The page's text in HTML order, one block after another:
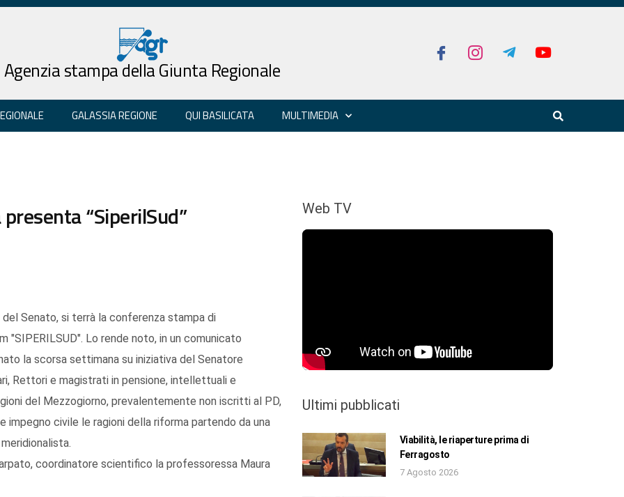
Agenzia stampa della Giunta Regionale
GALASSIA REGIONE QUI BASILICATA MULTIMEDIA
“SiperilSud”
Senato, si terrà la conferenza stampa di
Lo rende noto, in un comunicato
la scorsa settimana su iniziativa del Senatore
Rettori e magistrati in pensione, intellettuali e
del Mezzogiorno, prevalentemente non iscritti al PD,
civile le ragioni della riforma partendo da una
coordinatore scientifico la professoressa Maura
Web TV
Ultimi pubblicati
Viabilità, le riaperture prima di
Ferragosto
7 Agosto 2026